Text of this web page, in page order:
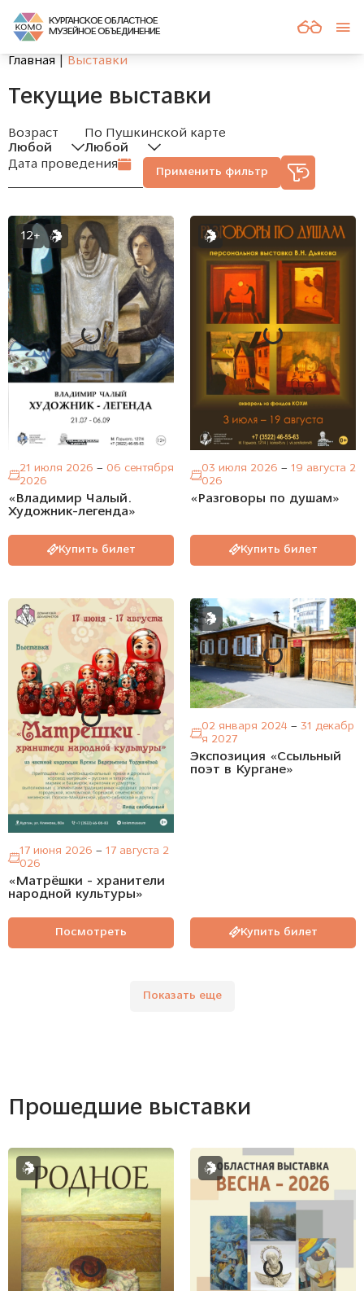
КУРГАНСКОЕ ОБЛАСТНОЕ
МУЗЕЙНОЕ ОБЪЕДИНЕНИЕ
Главная Выставки
текущие выставки
Возраст
Любой
По Пушкинской карте
Любой
Дата проведения
Применить фильтр
12+
21 июля 2026 – 06 сентября
2026
«Владимир Чалый.
Художник-легенда»
Купить билет
03 июля 2026 – 19 августа 2
026
«Разговоры по душам»
Купить билет
17 июня 2026 – 17 августа 2
026
«Матрёшки - хранители
народной культуры»
Посмотреть
02 января 2024 – 31 декабр
я 2027
Экспозиция «Ссыльный
поэт в Кургане»
Купить билет
Показать еще
прошедшие выставки